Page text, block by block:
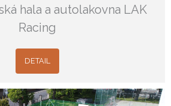
hala a autolakovna LAK
Racing
DETAIL